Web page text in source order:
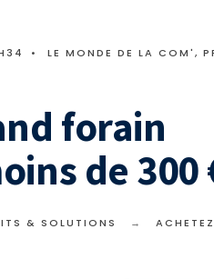
• LE MONDE DE LA COM',
forain
de 300
& SOLUTIONS